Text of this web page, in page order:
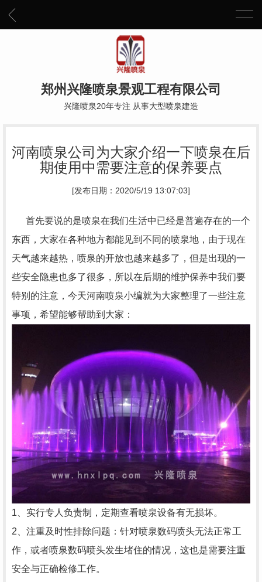
郑州兴隆喷泉景观工程有限公司
兴隆喷泉20年专注 从事大型喷泉建造
河南喷泉公司为大家介绍一下喷泉在后
期使用中需要注意的保养要点
[发布日期：2020/5/19 13:07:03]
首先要说的是喷泉在我们生活中已经是普遍存在的一个
东西，大家在各种地方都能见到不同的喷泉地，由于现在
天气越来越热，喷泉的开放也越来越多了，但是出现的一
些安全隐患也多了很多，所以在后期的维护保养中我们要
特别的注意，今天河南喷泉小编就为大家整理了一些注意
事项，希望能够帮助到大家：
1、实行专人负责制，定期查看喷泉设备有无损坏。
2、注重及时性排除问题：针对喷泉数码喷头无法正常工
作，或者喷泉数码喷头发生堵住的情况，这也是需要注重
安全与正确检修工作。